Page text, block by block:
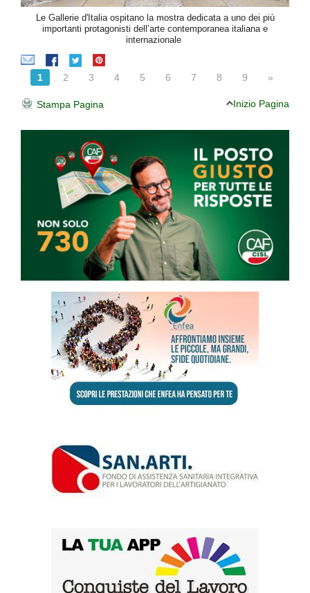
Le Gallerie d'Italia ospitano la mostra dedicata a uno dei più
importanti protagonisti dell’arte contemporanea italiana e
internazionale
1 2 3 4 5 6 7 8 9 »
Stampa Pagina Inizio Pagina